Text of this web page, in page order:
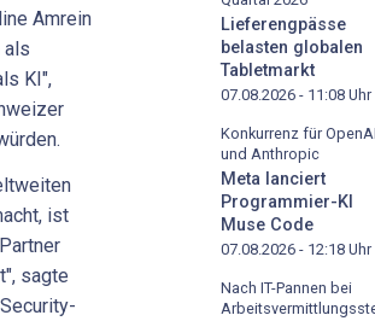
Amrein
als
KI",
ist
sagte
Lieferengpässe
belasten globalen
Tabletmarkt
07.08.2026 - 11:08 Uhr
Konkurrenz für OpenAI
und Anthropic
Meta lanciert
Programmier-KI
Muse Code
07.08.2026 - 12:18 Uhr
Nach IT-Pannen bei